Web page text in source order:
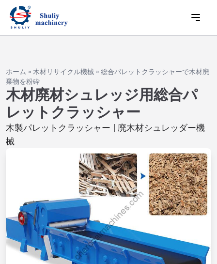
ホーム » 木材リサイクル機械 » 総合パレットクラッシャーで木材廃
棄物を粉砕
木材廃材シュレッジ用総合パ
レットクラッシャー
木製パレットクラッシャー | 廃木材シュレッダー機
械